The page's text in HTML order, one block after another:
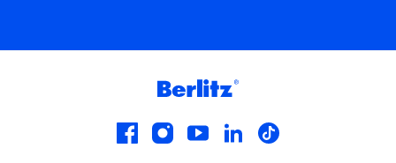
facebook
instagram
youtube
linkedin
tiktok